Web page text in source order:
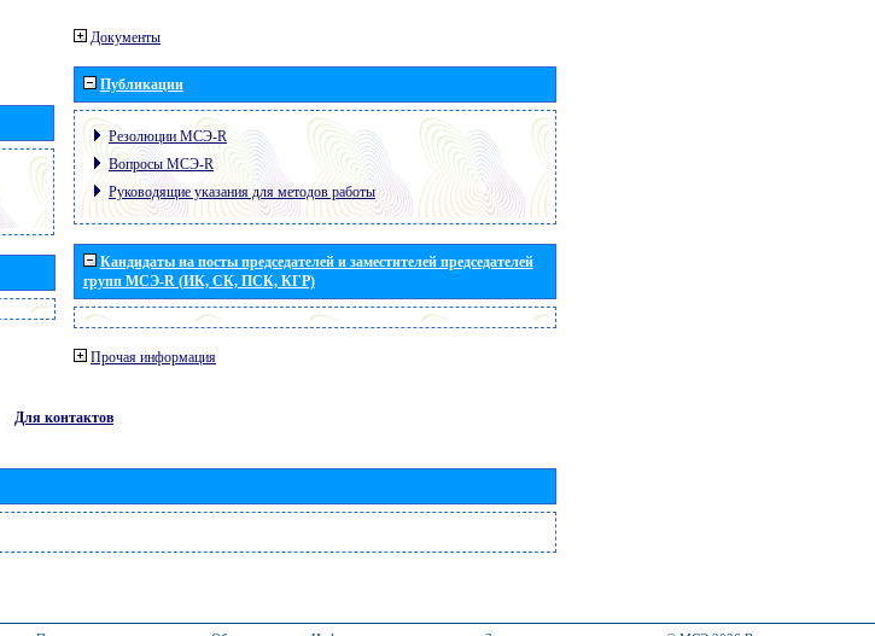
Документы
Публикации
Резолюции МСЭ-R
Вопросы МСЭ-R
Руководящие указания для методов работы
Кандидаты на посты председателей и заместителей председателей
групп МСЭ-R (ИК, СК, ПСК, КГР)
Прочая информация
Для контактов